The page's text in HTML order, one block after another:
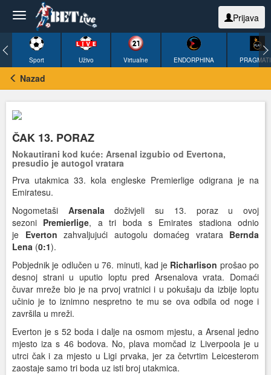
Prijava
Sport Uživo Virtualne ENDORPHINA
Nazad
ČAK 13. PORAZ
Nokautirani kod kuće: Arsenal izgubio od Evertona,
presudio je autogol vratara
Prva utakmica 33. kola engleske Premierlige odigrana je na
Emiratesu.
Nogometaši Arsenaladoživjeli su 13. poraz u ovoj
sezoni Premierlige, a tri boda s Emirates stadiona odnio
je Everton zahvaljujući autogolu domaćeg vratara Bernda
Lena (0:1).
Pobjednik je odlučen u 76. minuti, kad je Richarlison prošao po
desnoj strani u uputio loptu pred Arsenalova vrata. Domaći
čuvar mreže bio je na prvoj vratnici i u pokušaju da izbije loptu
učinio je to iznimno nespretno te mu se ova odbila od noge i
završila u mreži.
Everton je s 52 boda i dalje na osmom mjestu, a Arsenal jedno
mjesto iza s 46 bodova. No, plava momčad iz Liverpoola je u
utrci čak i za mjesto u Ligi prvaka, jer za četvrtim Leicesterom
zaostaje samo tri boda uz isti broj utakmica.